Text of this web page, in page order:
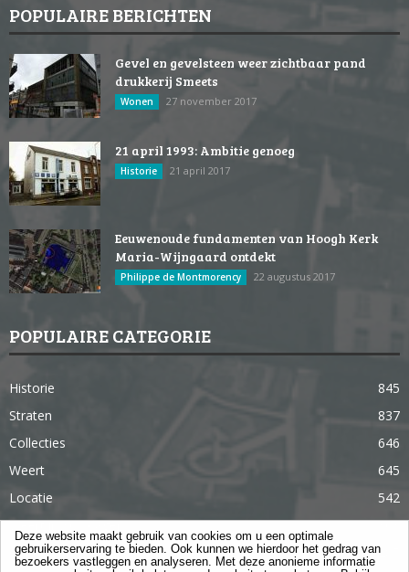
POPULAIRE BERICHTEN
Gevel en gevelsteen weer zichtbaar pand
drukkerij Smeets
Wonen 27 november 2017
21 april 1993: Ambitie genoeg
Historie 21 april 2017
Eeuwenoude fundamenten van Hoogh Kerk
Maria-Wijngaard ontdekt
Philippe de Montmorency 22 augustus 2017
POPULAIRE CATEGORIE
Historie
845
Straten
837
Collecties
646
Weert
645
Locatie
542
Weert in 365 dagen
363
Gebouwen
285
Deze website maakt gebruik van cookies om u een optimale
gebruikerservaring te bieden. Ook kunnen we hierdoor het gedrag van
bezoekers vastleggen en analyseren. Met deze anonieme informatie